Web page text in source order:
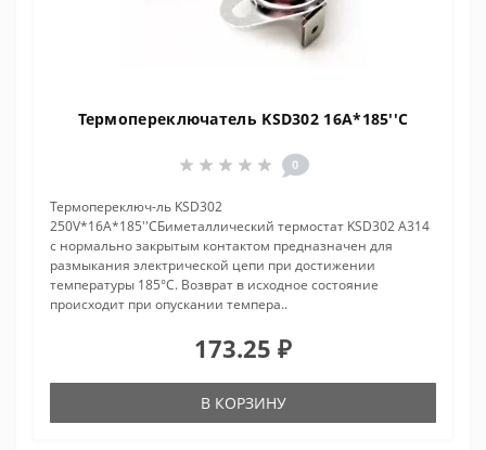
Термопереключатель KSD302 16A*185''C
0
Термопереключ-ль KSD302
250V*16A*185''CБиметаллический термостат KSD302 A314
с нормально закрытым контактом предназначен для
размыкания электрической цепи при достижении
температуры 185°С. Возврат в исходное состояние
происходит при опускании темпера..
173.25 ₽
В КОРЗИНУ